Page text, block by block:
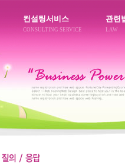
컨설팅서비스
CONSULTING SERVICE
관련
LAW